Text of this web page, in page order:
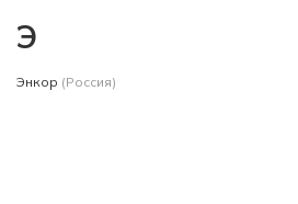
Э
Энкор (Россия)